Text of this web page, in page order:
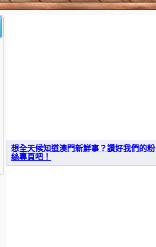
想全天候知道澳門新鮮事？讚好我們的粉
絲專頁吧！